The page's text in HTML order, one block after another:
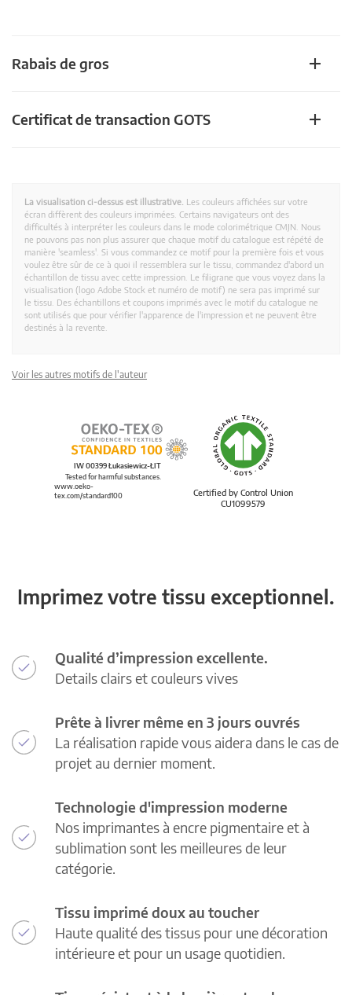
Rabais de gros
Certificat de transaction GOTS
La visualisation ci-dessus est illustrative. Les couleurs affichées sur votre
écran diffèrent des couleurs imprimées. Certains navigateurs ont des
difficultés à interpréter les couleurs dans le mode colorimétrique CMJN. Nous
ne pouvons pas non plus assurer que chaque motif du catalogue est répété de
manière 'seamless'. Si vous commandez ce motif pour la première fois et vous
voulez être sûr de ce à quoi il ressemblera sur le tissu, commandez d'abord un
échantillon de tissu avec cette impression. Le filigrane que vous voyez dans la
visualisation (logo Adobe Stock et numéro de motif) ne sera pas imprimé sur
le tissu. Des échantillons et coupons imprimés avec le motif du catalogue ne
sont utilisés que pour vérifier l'apparence de l'impression et ne peuvent être
destinés à la revente.
Voir les autres motifs de l'auteur
Certified by Control Union
CU1099579
IW 00399 Łukasiewicz-ŁIT
Tested for harmful substances.
www.oeko-
tex.com/standard100
Imprimez votre tissu exceptionnel.
Qualité d’impression excellente.
Details clairs et couleurs vives
Prête à livrer même en 3 jours ouvrés
La réalisation rapide vous aidera dans le cas de
projet au dernier moment.
Technologie d'impression moderne
Nos imprimantes à encre pigmentaire et à
sublimation sont les meilleures de leur
catégorie.
Tissu imprimé doux au toucher
Haute qualité des tissus pour une décoration
intérieure et pour un usage quotidien.